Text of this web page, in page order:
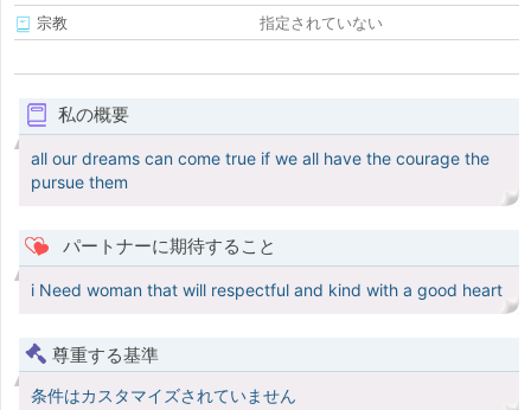
宗教
指定されていない
私の概要
all our dreams can come true if we all have the courage the
pursue them
パートナーに期待すること
i Need woman that will respectful and kind with a good heart
尊重する基準
条件はカスタマイズされていません